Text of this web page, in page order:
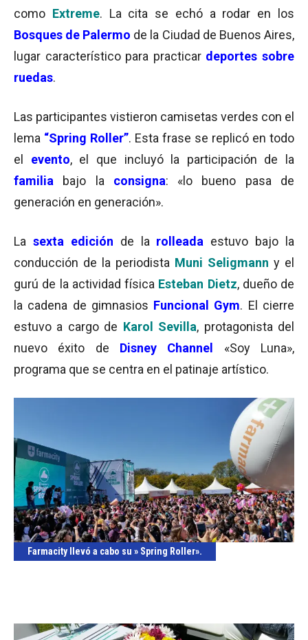
como Extreme. La cita se echó a rodar en los
Bosques de Palermo de la Ciudad de Buenos Aires,
lugar característico para practicardeportes sobre
ruedas.
Las participantes vistieron camisetas verdes con el
lema “Spring Roller”. Esta frase se replicó en todo
el evento, el que incluyó la participación de la
familia bajo la consigna: «lo bueno pasa de
generación en generación».
La sexta edición de la rolleada estuvo bajo la
conducción de la periodista Muni Seligmann y el
gurú de la actividad física Esteban Dietz, dueño de
la cadena de gimnasios Funcional Gym. El cierre
estuvo a cargo de Karol Sevilla, protagonista del
nuevo éxito de Disney Channel
«Soy Luna»,
programa que se centra en el patinaje artístico.
Farmacity llevó a cabo su » Spring Roller».